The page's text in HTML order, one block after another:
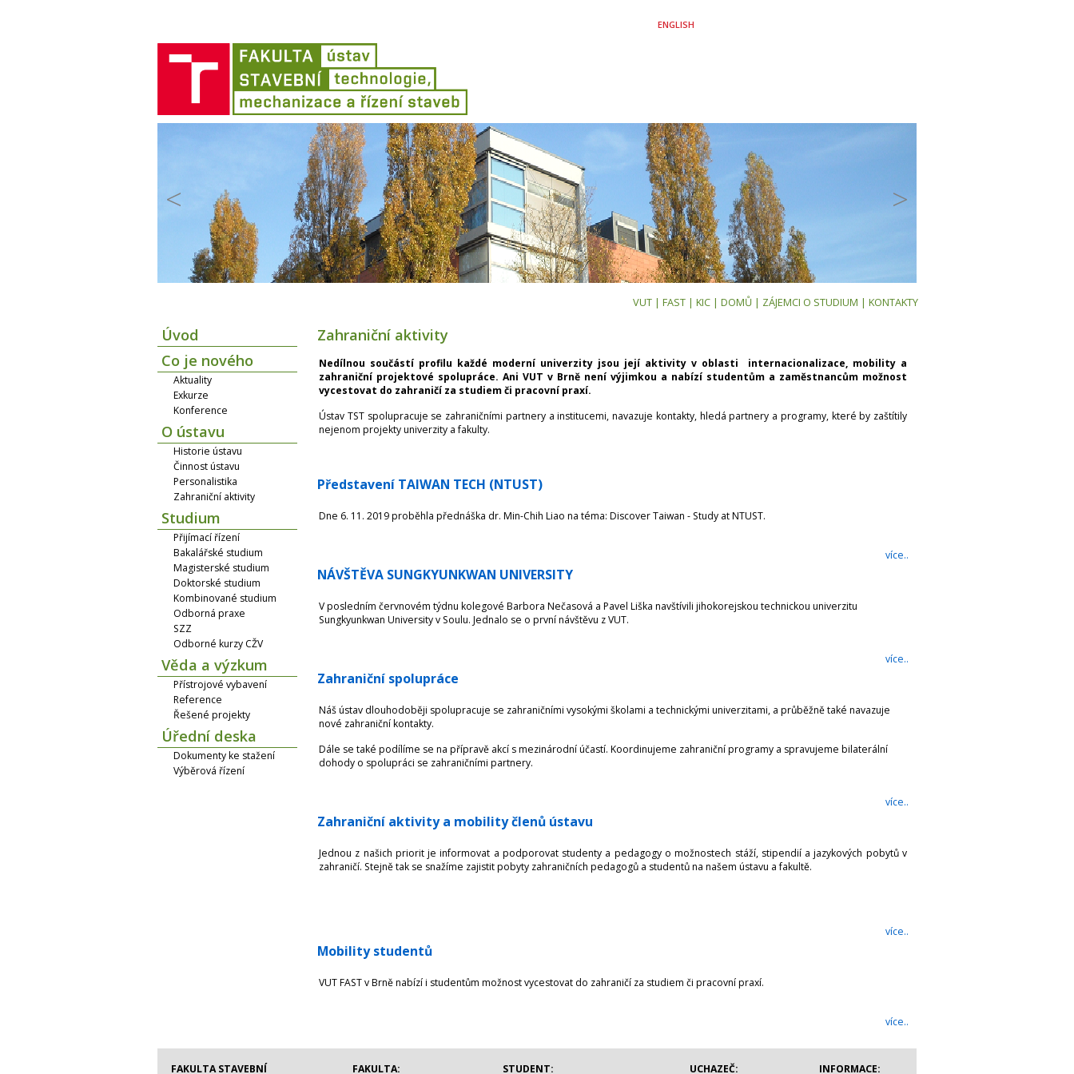
ENGLISH
< >
KONTAKTY
ZÁJEMCI O STUDIUM |
DOMŮ |
KIC |
FAST |
VUT |
Úvod
Co je nového
Aktuality
Exkurze
Konference
O ústavu
Historie ústavu
Činnost ústavu
Personalistika
Zahraniční aktivity
Studium
Přijímací řízení
Bakalářské studium
Magisterské studium
Doktorské studium
Kombinované studium
Odborná praxe
SZZ
Odborné kurzy CŽV
Věda a výzkum
Přístrojové vybavení
Reference
Řešené projekty
Úřední deska
Dokumenty ke stažení
Výběrová řízení
Zahraniční aktivity
Nedílnou součástí profilu každé moderní univerzity jsou její aktivity v oblasti internacionalizace, mobility a
zahraniční projektové spolupráce. Ani VUT v Brně není výjimkou a nabízí studentům a zaměstnancům možnost
vycestovat do zahraničí za studiem či pracovní praxí.
Ústav TST spolupracuje se zahraničními partnery a institucemi, navazuje kontakty, hledá partnery a programy, které by zaštítily
nejenom projekty univerzity a fakulty.
Představení TAIWAN TECH (NTUST)
Dne 6. 11. 2019 proběhla přednáška dr. Min-Chih Liao na téma: Discover Taiwan - Study at NTUST.
více..
NÁVŠTĚVA SUNGKYUNKWAN UNIVERSITY
V posledním červnovém týdnu kolegové Barbora Nečasová a Pavel Liška navštívili jihokorejskou technickou univerzitu
Sungkyunkwan University v Soulu. Jednalo se o první návštěvu z VUT.
více..
Zahraniční spolupráce
Náš ústav dlouhodoběji spolupracuje se zahraničními vysokými školami a technickými univerzitami, a průběžně také navazuje
nové zahraniční kontakty.
Dále se také podílíme se na přípravě akcí s mezinárodní účastí. Koordinujeme zahraniční programy a spravujeme bilaterální
dohody o spolupráci se zahraničními partnery.
více..
Zahraniční aktivity a mobility členů ústavu
Jednou z našich priorit je informovat a podporovat studenty a pedagogy o možnostech stáží, stipendií a jazykových pobytů v
zahraničí. Stejně tak se snažíme zajistit pobyty zahraničních pedagogů a studentů na našem ústavu a fakultě.
více..
Mobility studentů
VUT FAST v Brně nabízí i studentům možnost vycestovat do zahraničí za studiem či pracovní praxí.
více..
FAKULTA STAVEBNÍ FAKULTA: STUDENT: UCHAZEČ: INFORMACE: